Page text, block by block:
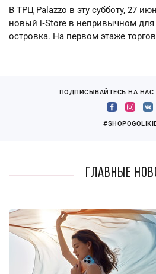
В ТРЦ Palazzo в эту субботу, 27
новый i‑Store в непривычном для
островка. На первом этаже
ПОДПИСЫВАЙТЕСЬ НА НАС
Главные